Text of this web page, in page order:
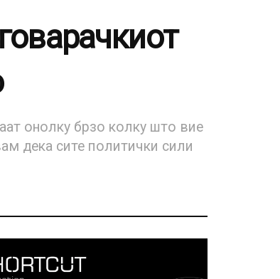
онолку брзо колку што вие
дека сите политички сили